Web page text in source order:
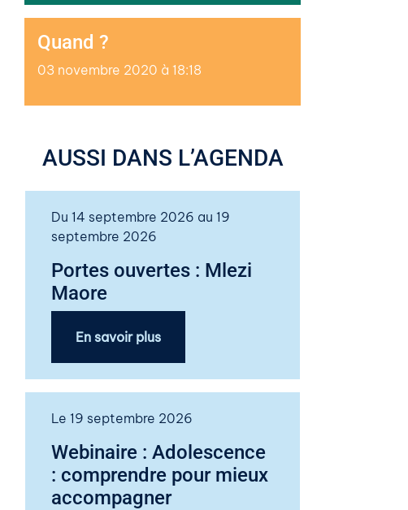
Quand ?
03 novembre 2020 à 18:18
AUSSI DANS L’AGENDA
Du 14 septembre 2026 au 19
septembre 2026
Portes ouvertes : Mlezi
Maore
En savoir plus
Le 19 septembre 2026
Webinaire : Adolescence
: comprendre pour mieux
accompagner